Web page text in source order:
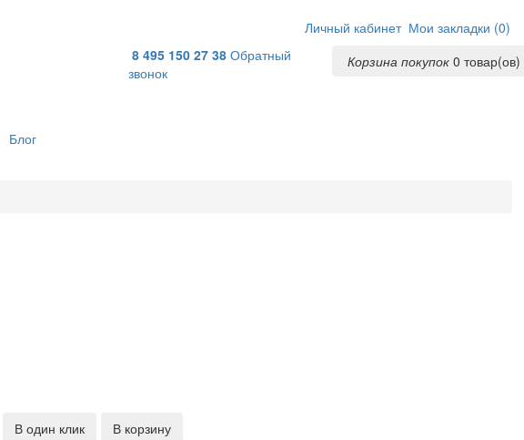
Личный кабинет Мои закладки (0)
8 495 150 27 38 Обратный
звонок
Корзина покупок 0
Блог
В один клик
В корзину